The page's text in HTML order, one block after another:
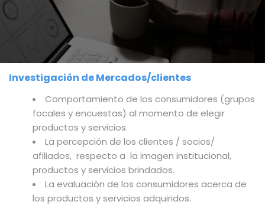
Investigación de Mercados/clientes
Comportamiento de los consumidores (grupos
focales y encuestas) al momento de elegir
productos y servicios.
La percepción de los clientes / socios/
afiliados, respecto a la imagen institucional,
productos y servicios brindados.
La evaluación de los consumidores acerca de
los productos y servicios adquiridos.